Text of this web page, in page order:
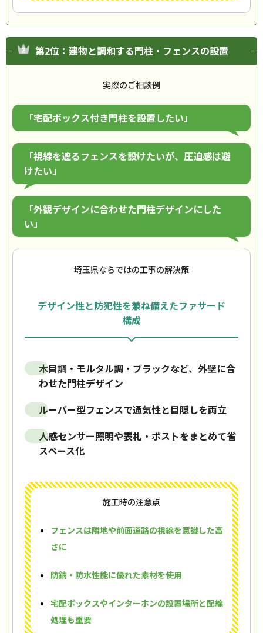
第2位：建物と調和する門柱・フェンスの設置
実際のご相談例
「宅配ボックス付き門柱を設置したい」
「視線を遮るフェンスを設けたいが、圧迫感は避
けたい」
「外観デザインに合わせた門柱デザインにした
い」
埼玉県ならではの工事の解決策
デザイン性と防犯性を兼ね備えたファサード
構成
木目調・モルタル調・ブラックなど、外壁に合
わせた門柱デザイン
ルーバー型フェンスで通気性と目隠しを両立
人感センサー照明や表札・ポストをまとめて省
スペース化
施工時の注意点
フェンスは隣地や前面道路の視線を意識した高
さに
防錆・防水性能に優れた素材を使用
宅配ボックスやインターホンの設置場所と配線
処理も重要